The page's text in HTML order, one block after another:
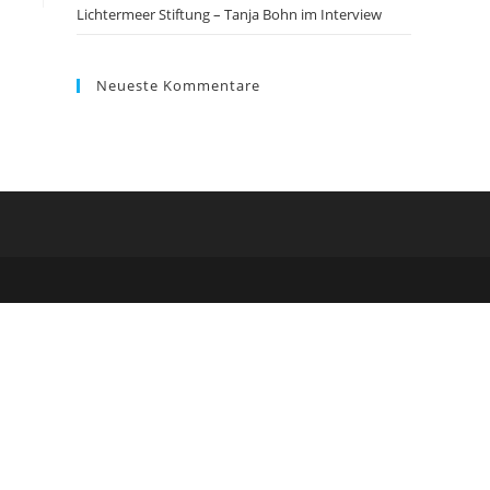
Lichtermeer Stiftung – Tanja Bohn im Interview
Neueste Kommentare